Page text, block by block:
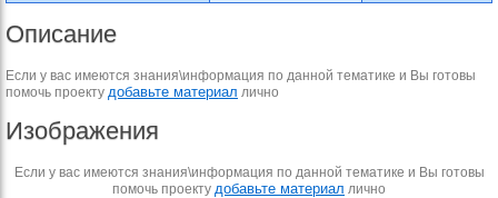
Описание
Если у вас имеются знания\информация по данной тематике и Вы готовы
помочь проекту добавьте материал лично
Изображения
Если у вас имеются знания\информация по данной тематике и Вы готовы
помочь проекту добавьте материал лично